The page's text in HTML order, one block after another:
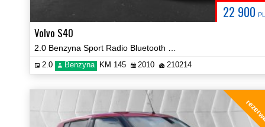
22 900
Volvo S40
2.0 Benzyna KM 145 2010 210214